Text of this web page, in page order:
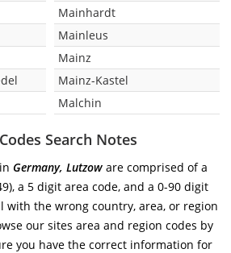
Mainhardt
Mainleus
Mainz
Mainz-Kastel
Malchin
Search Notes
Germany, Lutzow are comprised of a
a 5 digit area code, and a 0-90 digit
with the wrong country, area, or region
our sites area and region codes by
you have the correct information for